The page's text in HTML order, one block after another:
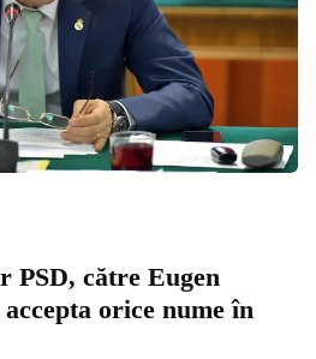
PSD, către Eugen
orice nume în